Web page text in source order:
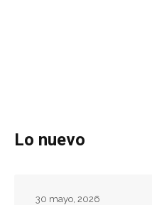
Lo nuevo
30 mayo, 2026